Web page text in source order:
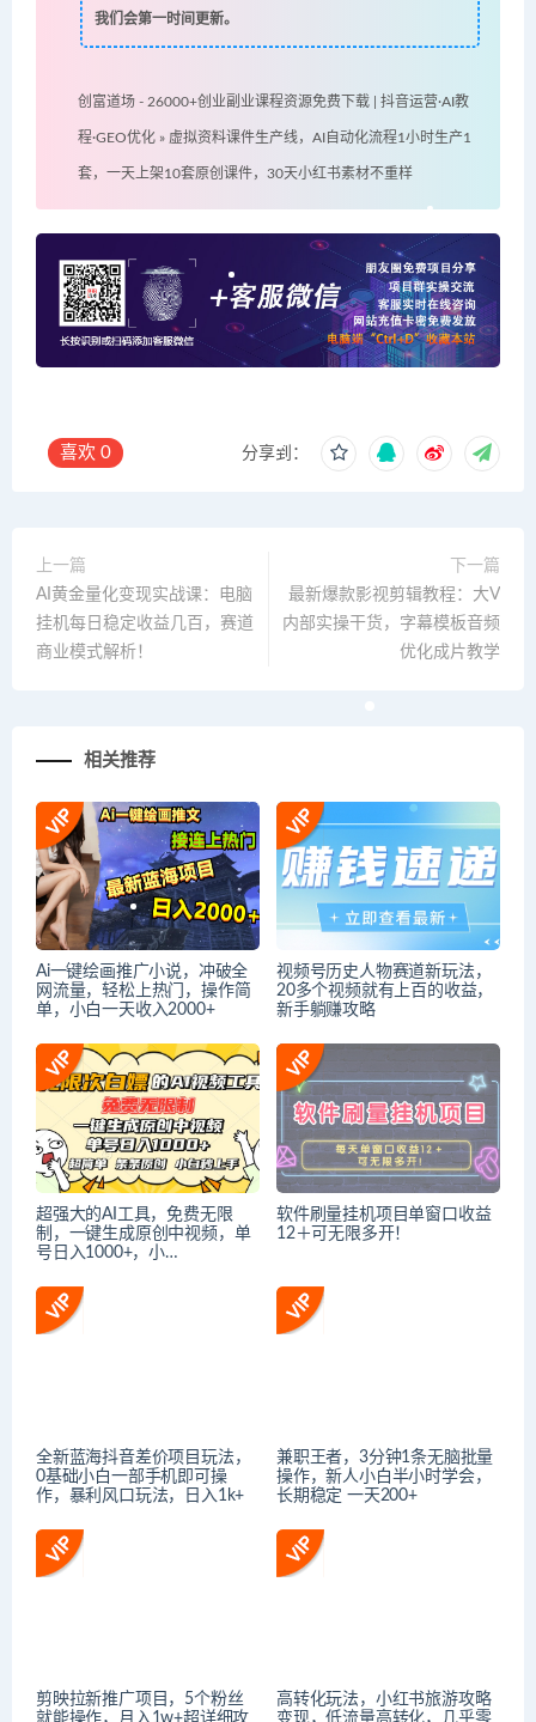
我们会第一时间更新。
创富道场 - 26000+创业副业课程资源免费下载 | 抖音运营·AI教
程·GEO优化 » 虚拟资料课件生产线，AI自动化流程1小时生产1
套，一天上架10套原创课件，30天小红书素材不重样
喜欢 0 分享到：
上一篇
AI黄金量化变现实战课：电脑
挂机每日稳定收益几百，赛道
商业模式解析！
下一篇
最新爆款影视剪辑教程：大V
内部实操干货，字幕模板音频
优化成片教学
相关推荐
Ai一键绘画推广小说，冲破全
网流量，轻松上热门，操作简
单，小白一天收入2000+
视频号历史人物赛道新玩法，
20多个视频就有上百的收益，
新手躺赚攻略
超强大的AI工具，免费无限
制，一键生成原创中视频，单
号日入1000+，小…
软件刷量挂机项目单窗口收益
12＋可无限多开！
全新蓝海抖音差价项目玩法，
0基础小白一部手机即可操
作，暴利风口玩法，日入1k+
兼职王者，3分钟1条无脑批量
操作，新人小白半小时学会，
长期稳定 一天200+
剪映拉新推广项目，5个粉丝
高转化玩法，小红书旅游攻略